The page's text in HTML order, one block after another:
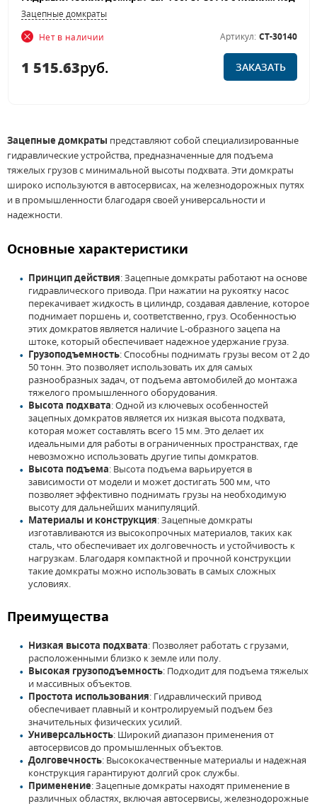
Зацепные домкраты
Нет в наличии
Артикул: CT-30140
1 515.63руб. ЗАКАЗАТЬ
Зацепные домкраты представляют собой специализированные
гидравлические устройства, предназначенные для подъема
тяжелых грузов с минимальной высоты подхвата. Эти домкраты
широко используются в автосервисах, на железнодорожных путях
и в промышленности благодаря своей универсальности и
надежности.
Основные характеристики
Принцип действия: Зацепные домкраты работают на основе
гидравлического привода. При нажатии на рукоятку насос
перекачивает жидкость в цилиндр, создавая давление, которое
поднимает поршень и, соответственно, груз. Особенностью
этих домкратов является наличие L-образного зацепа на
штоке, который обеспечивает надежное удержание груза.
Грузоподъемность: Способны поднимать грузы весом от 2 до
50 тонн. Это позволяет использовать их для самых
разнообразных задач, от подъема автомобилей до монтажа
тяжелого промышленного оборудования.
Высота подхвата: Одной из ключевых особенностей
зацепных домкратов является их низкая высота подхвата,
которая может составлять всего 15 мм. Это делает их
идеальными для работы в ограниченных пространствах, где
невозможно использовать другие типы домкратов.
Высота подъема: Высота подъема варьируется в
зависимости от модели и может достигать 500 мм, что
позволяет эффективно поднимать грузы на необходимую
высоту для дальнейших манипуляций.
Материалы и конструкция: Зацепные домкраты
изготавливаются из высокопрочных материалов, таких как
сталь, что обеспечивает их долговечность и устойчивость к
нагрузкам. Благодаря компактной и прочной конструкции
такие домкраты можно использовать в самых сложных
условиях.
Преимущества
Низкая высота подхвата: Позволяет работать с грузами,
расположенными близко к земле или полу.
Высокая грузоподъемность: Подходит для подъема тяжелых
и массивных объектов.
Простота использования: Гидравлический привод
обеспечивает плавный и контролируемый подъем без
значительных физических усилий.
Универсальность: Широкий диапазон применения от
автосервисов до промышленных объектов.
Долговечность: Высококачественные материалы и надежная
конструкция гарантируют долгий срок службы.
Применение: Зацепные домкраты находят применение в
различных областях, включая автосервисы, железнодорожные